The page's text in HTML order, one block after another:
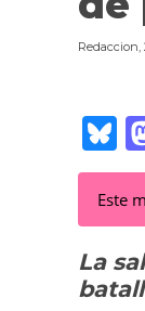
Redaccion,
u
e
y
Este
La